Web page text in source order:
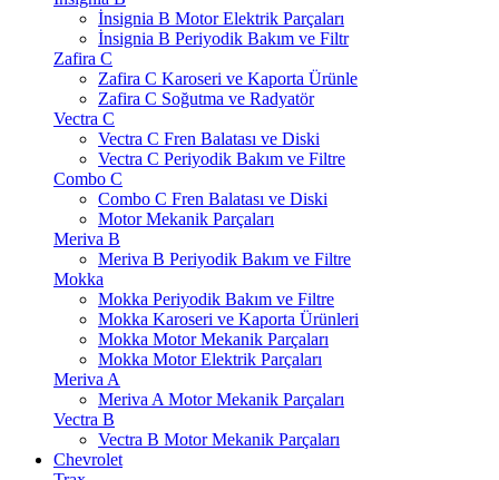
İnsignia B Motor Elektrik Parçaları
İnsignia B Periyodik Bakım ve Filtr
Zafira C
Zafira C Karoseri ve Kaporta Ürünle
Zafira C Soğutma ve Radyatör
Vectra C
Vectra C Fren Balatası ve Diski
Vectra C Periyodik Bakım ve Filtre
Combo C
Combo C Fren Balatası ve Diski
Motor Mekanik Parçaları
Meriva B
Meriva B Periyodik Bakım ve Filtre
Mokka
Mokka Periyodik Bakım ve Filtre
Mokka Karoseri ve Kaporta Ürünleri
Mokka Motor Mekanik Parçaları
Mokka Motor Elektrik Parçaları
Meriva A
Meriva A Motor Mekanik Parçaları
Vectra B
Vectra B Motor Mekanik Parçaları
Chevrolet